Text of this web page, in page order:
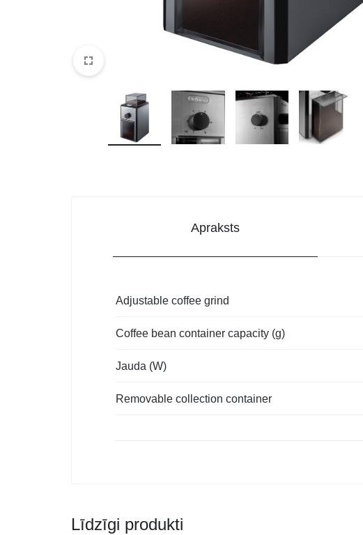
Apraksts
Adjustable coffee grind
Coffee bean container capacity (g)
Jauda (W)
Removable collection container
Līdzīgi produkti